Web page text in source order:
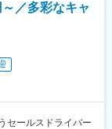
／多彩なキャ
セールスドライバー